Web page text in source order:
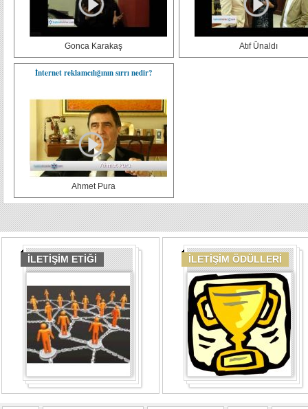
Gonca Karakaş Atıf Ünaldı
İnternet reklamcılığının sırrı nedir?
Ahmet Pura
İLETİŞİM ETİĞİ İLETİŞİM ÖDÜLLERİ